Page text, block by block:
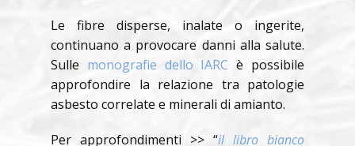
Le fibre disperse, inalate o ingerite,
continuano a provocare danni alla salute.
Sulle monografie dello IARC è possibile
approfondire la relazione tra patologie
asbesto correlate e minerali di amianto.
Per approfondimenti >> “il libro bianco